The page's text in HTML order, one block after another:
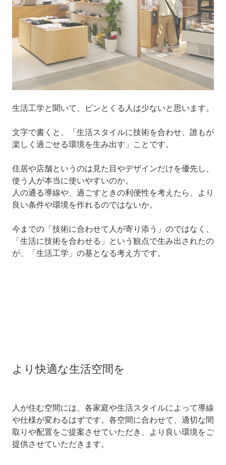
生活工学と聞いて、ピンとくる人は少ないと思います。
文字で書くと、「生活スタイルに技術を合わせ、誰もが
楽しく過ごせる環境を生み出す」ことです。
住居や店舗というのは見た目やデザインだけを優先し、
使う人が本当に使いやすいのか。
人の通る導線や、過ごすときの利便性を考えたら、より
良い条件や環境を作れるのではないか。
今までの「技術に合わせて人が寄り添う」のではなく、
「生活に技術を合わせる」という観点で生み出されたの
が、「生活工学」の基となる考え方です。
より快適な生活空間を
人が住む空間には、各家庭や生活スタイルによって導線
や仕様が変わるはずです。各空間に合わせて、適切な間
取りや配置をご提案させていただき、より良い環境をご
提供させていただきます。